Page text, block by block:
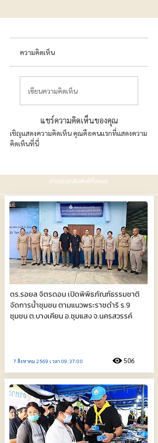
ความคิดเห็น
เขียนความคิดเห็น
แชร์ความคิดเห็นของคุณ
เชิญแสดงความคิดเห็น คุณคือคนแรกที่แสดงความ
คิดเห็นที่นี่
ข่าวประชาสัมพันธ์ทั้งหมด
ดร.รอยล จิตรดอน เปิดพิพิธภัณฑ์ธรรมชาติ
จัดการน้ำชุมชน ตามแนวพระราชดำริ ร.9
ชุมชน ต.บางเคียน อ.ชุมแสง จ.นครสวรรค์
7 สิงหาคม 2569 เวลา 09:37:00 506